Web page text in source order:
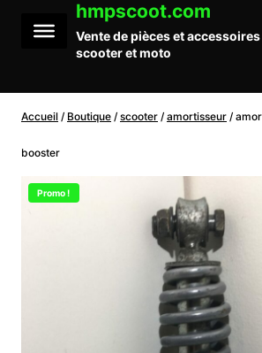
contenu
hmpscoot.com
Vente de pièces et
scooter et moto
Accueil / Boutique / scooter / amortisseur /
booster
Promo !